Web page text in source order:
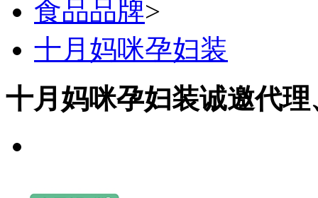
食品品牌>
十月妈咪孕妇装
十月妈咪孕妇装诚邀代理